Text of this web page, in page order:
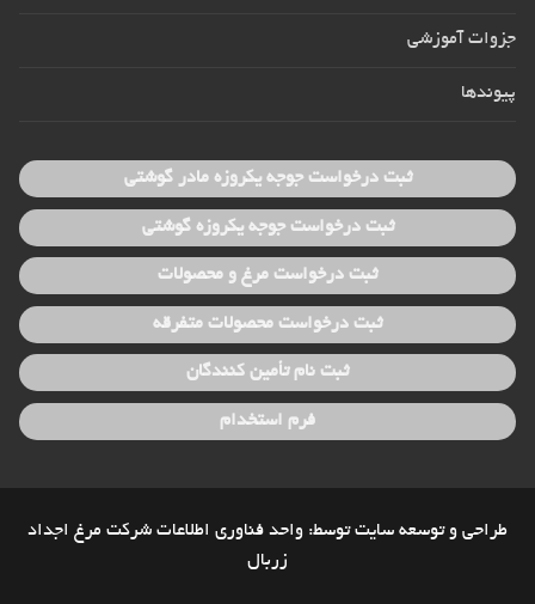
جزوات آموزشی
پیوندها
ثبت درخواست جوجه یکروزه مادر گوشتی
ثبت درخواست جوجه یکروزه گوشتی
ثبت درخواست مرغ و محصولات
ثبت درخواست محصولات متفرقه
ثبت نام تأمین کنندگان
فرم استخدام
طراحی و توسعه سایت توسط: واحد فناوری اطلاعات شرکت مرغ اجداد
زربال